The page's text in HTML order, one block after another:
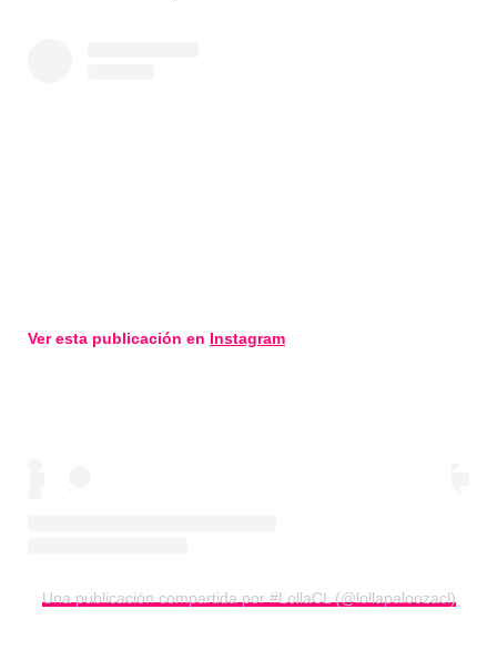
Ver esta publicación en Instagram
Una publicación compartida por #LollaCL (@lollapaloozacl)